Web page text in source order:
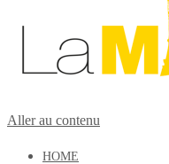
Aller au contenu
HOME